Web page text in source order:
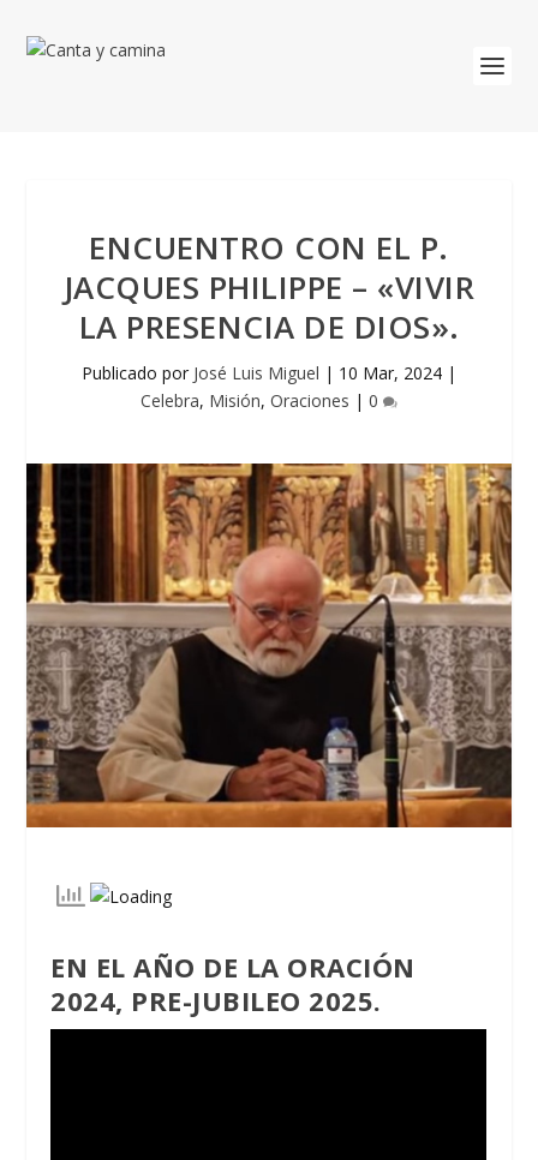
ENCUENTRO CON EL P.
JACQUES PHILIPPE – «VIVIR
LA PRESENCIA DE DIOS».
Publicado por José Luis Miguel | 10 Mar, 2024 |
Celebra, Misión, Oraciones | 0
EN EL AÑO DE LA ORACIÓN
2024, PRE-JUBILEO 2025.